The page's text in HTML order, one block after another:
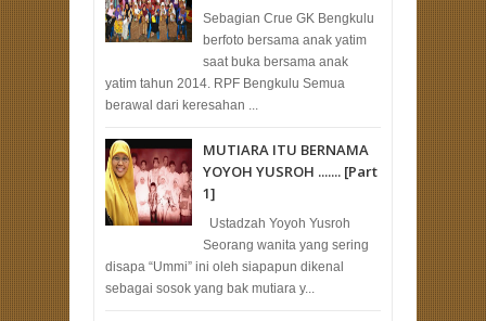
Sebagian Crue GK Bengkulu
berfoto bersama anak yatim
saat buka bersama anak
yatim tahun 2014. RPF Bengkulu Semua
berawal dari keresahan ...
MUTIARA ITU BERNAMA
YOYOH YUSROH ....... [Part
1]
Ustadzah Yoyoh Yusroh
Seorang wanita yang sering
disapa “Ummi” ini oleh siapapun dikenal
sebagai sosok yang bak mutiara y...